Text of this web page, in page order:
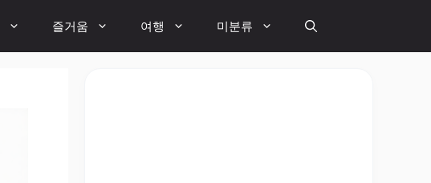
즐거움 여행 미분류